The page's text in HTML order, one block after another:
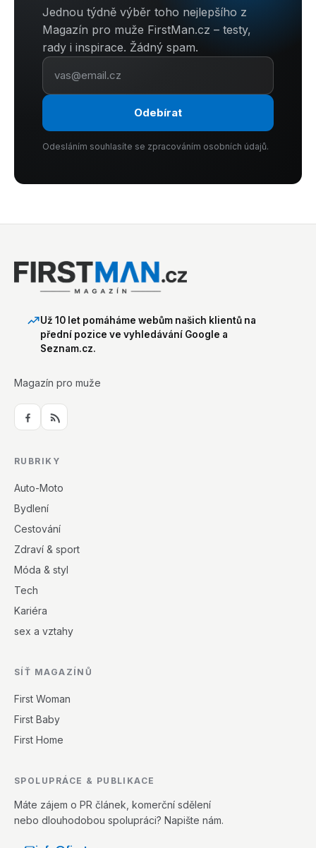
Jednou týdně výběr toho nejlepšího z
Magazín pro muže FirstMan.cz – testy,
rady i inspirace. Žádný spam.
Odebírat
Odesláním souhlasíte se zpracováním osobních údajů.
Už 10 let pomáháme webům našich klientů na
přední pozice ve vyhledávání Google a
Seznam.cz.
Magazín pro muže
RUBRIKY
Auto-Moto
Bydlení
Cestování
Zdraví & sport
Móda & styl
Tech
Kariéra
sex a vztahy
SÍŤ MAGAZÍNŮ
First Woman
First Baby
First Home
SPOLUPRÁCE & PUBLIKACE
Máte zájem o PR článek, komerční sdělení
nebo dlouhodobou spolupráci? Napište nám.